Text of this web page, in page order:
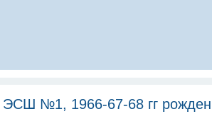
ЭСШ №1, 1966-67-68 гг